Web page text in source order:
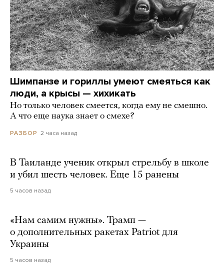
Шимпанзе и гориллы умеют смеяться как
люди, а крысы — хихикать
Но только человек смеется, когда ему не смешно.
А что еще наука знает о смехе?
РАЗБОР 2 часа назад
В Таиланде ученик открыл стрельбу в школе
и убил шесть человек. Еще 15 ранены
5 часов назад
«Нам самим нужны». Трамп —
о дополнительных ракетах Patriot для
Украины
5 часов назад